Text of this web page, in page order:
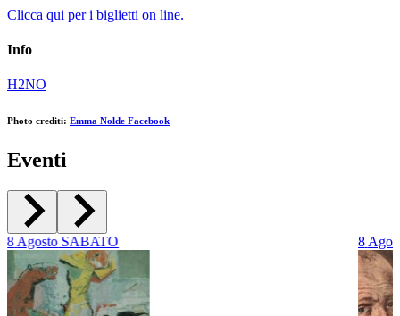
Clicca qui per i biglietti on line.
Info
H2NO
Photo crediti: Emma Nolde Facebook
Eventi
8Agosto SABATO 8